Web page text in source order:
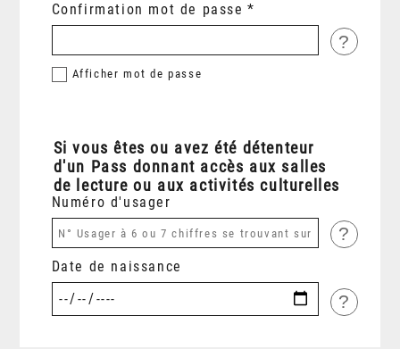
Confirmation mot de passe
?
Afficher mot de passe
Si vous êtes ou avez été détenteur
d'un Pass donnant accès aux salles
de lecture ou aux activités culturelles
Numéro d'usager
?
Date de naissance
?